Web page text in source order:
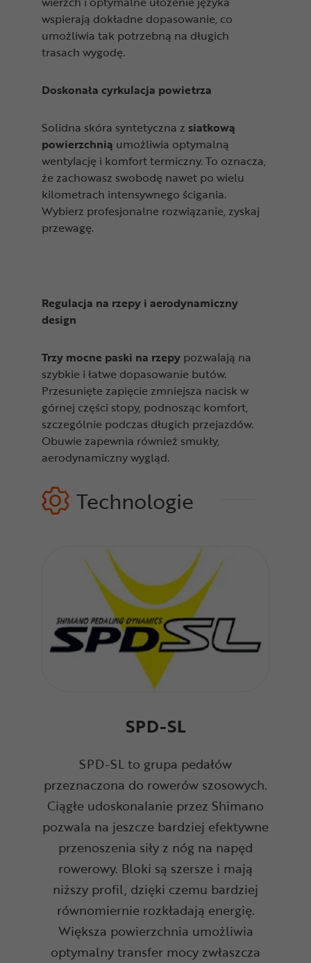
wspierają dokładne dopasowanie, co
umożliwia tak potrzebną na długich
trasach wygodę.
Doskonała cyrkulacja powietrza
Solidna skóra syntetyczna z siatkową
powierzchnią umożliwia optymalną
wentylację i komfort termiczny. To oznacza,
że zachowasz swobodę nawet po wielu
kilometrach intensywnego ścigania.
Wybierz profesjonalne rozwiązanie, zyskaj
przewagę.
Regulacja na rzepy i aerodynamiczny
design
Trzy mocne paski na rzepy pozwalają na
szybkie i łatwe dopasowanie butów.
Przesunięte zapięcie zmniejsza nacisk w
górnej części stopy, podnosząc komfort,
szczególnie podczas długich przejazdów.
Obuwie zapewnia również smukły,
aerodynamiczny wygląd.
Technologie
SPD-SL
SPD-SL to grupa pedałów
przeznaczona do rowerów szosowych.
Ciągłe udoskonalanie przez Shimano
pozwala na jeszcze bardziej efektywne
przenoszenia siły z nóg na napęd
rowerowy. Bloki są szersze i mają
niższy profil, dzięki czemu bardziej
równomiernie rozkładają energię.
Większa powierzchnia umożliwia
optymalny transfer mocy zwłaszcza